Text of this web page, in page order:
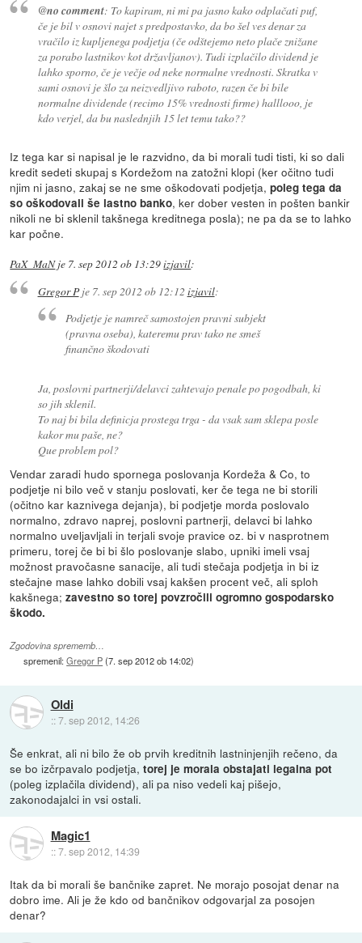
@no comment: To kapiram, ni mi pa jasno kako odplačati puf,
če je bil v osnovi najet s predpostavko, da bo šel ves denar za
vračilo iz kupljenega podjetja (če odštejemo neto plače znižane
za porabo lastnikov kot državljanov). Tudi izplačilo dividend je
lahko sporno, če je večje od neke normalne vrednosti. Skratka v
sami osnovi je šlo za neizvedljivo raboto, razen če bi bile
normalne dividende (recimo 15% vrednosti firme) halllooo, je
kdo verjel, da bu naslednjih 15 let temu tako??
Iz tega kar si napisal je le razvidno, da bi morali tudi tisti, ki so dali
kredit sedeti skupaj s Kordežom na zatožni klopi (ker očitno tudi
njim ni jasno, zakaj se ne sme oškodovati podjetja,poleg tega da
so oškodovali še lastno banko, ker dober vesten in pošten bankir
nikoli ne bi sklenil takšnega kreditnega posla); ne pa da se to lahko
kar počne.
PaX_MaNje 7. sep 2012 ob 13:29izjavil:
Gregor Pje 7. sep 2012 ob 12:12 izjavil:
Podjetje je namreč samostojen pravni subjekt
(pravna oseba), kateremu prav tako ne smeš
finančno škodovati
Ja, poslovni partnerji/delavci zahtevajo penale po pogodbah, ki
so jih sklenil.
To naj bi bila definicja prostega trga - da vsak sam sklepa posle
kakor mu paše, ne?
Que problem pol?
Vendar zaradi hudo spornega poslovanja Kordeža & Co, to
podjetje ni bilo več v stanju poslovati, ker če tega ne bi storili
(očitno kar kaznivega dejanja), bi podjetje morda poslovalo
normalno, zdravo naprej, poslovni partnerji, delavci bi lahko
normalno uveljavljali in terjali svoje pravice oz. bi v nasprotnem
primeru, torej če bi bi šlo poslovanje slabo, upniki imeli vsaj
možnost pravočasne sanacije, ali tudi stečaja podjetja in bi iz
stečajne mase lahko dobili vsaj kakšen procent več, ali sploh
kakšnega;zavestno so torej povzročili ogromno gospodarsko
škodo.
Zgodovina sprememb…
spremenil:Gregor P(7. sep 2012 ob 14:02)
Oldi
::7. sep 2012, 14:26
Še enkrat, ali ni bilo že ob prvih kreditnih lastninjenjih rečeno, da
se bo izčrpavalo podjetja,torej je morala obstajati legalna pot
(poleg izplačila dividend), ali pa niso vedeli kaj pišejo,
zakonodajalci in vsi ostali.
Magic1
::7. sep 2012, 14:39
Itak da bi morali še bančnike zapret. Ne morajo posojat denar na
dobro ime. Ali je že kdo od bančnikov odgovarjal za posojen
denar?